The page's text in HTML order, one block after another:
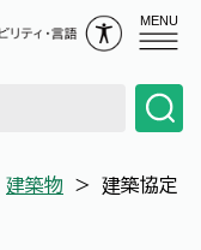
MENU
建築物 ＞ 建築協定